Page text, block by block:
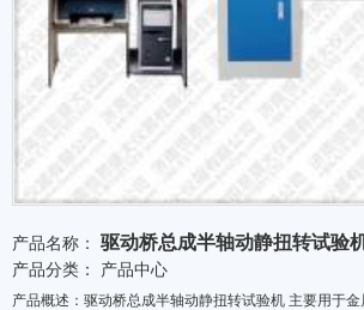
产品名称： 驱动桥总成半轴动静扭转试验
产品分类： 产品中心
产品概述：驱动桥总成半轴动静扭转试验机 主要用于金